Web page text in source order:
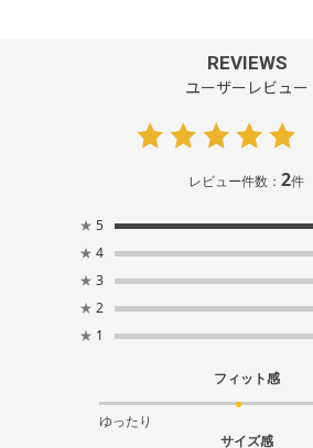
REVIEWS
ユーザーレビュー
レビュー件数：2件
★ 5
★ 4
★ 3
★ 2
★ 1
フィット感
ゆったり
サイズ感